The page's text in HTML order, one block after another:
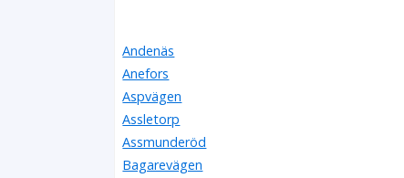
Andenäs
Anefors
Aspvägen
Assletorp
Assmunderöd
Bagarevägen